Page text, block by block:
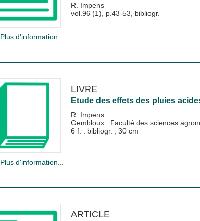
R. Impens
vol.96 (1), p.43-53, bibliogr.
Plus d'information...
LIVRE
Etude des effets des pluies
R. Impens
Gembloux : Faculté des sciences
6 f. : bibliogr. ; 30 cm
Plus d'information...
ARTICLE